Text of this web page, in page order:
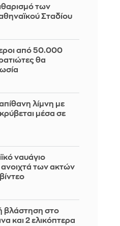
των
Σταδίου
από 50.000
θα
λίμνη με
μέσα σε
ναυάγιο
των ακτών
βλάστηση στο
και 2 ελικόπτερα